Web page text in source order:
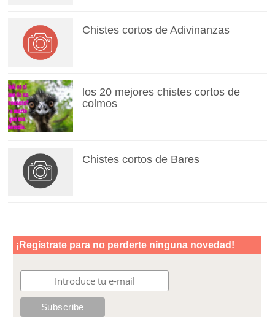
Chistes cortos de Adivinanzas
los 20 mejores chistes cortos de
colmos
Chistes cortos de Bares